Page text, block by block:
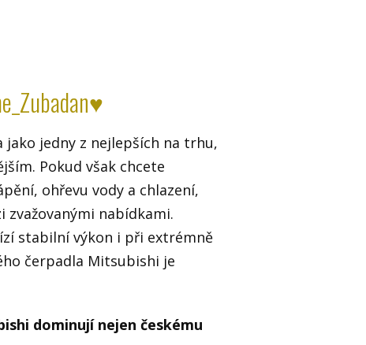
jedny z nejlepších na trhu,
Pokud však chcete
ohřevu vody a chlazení,
nabídkami.
stabilní výkon i při extrémně
čerpadla Mitsubishi je
dominují nejen českému